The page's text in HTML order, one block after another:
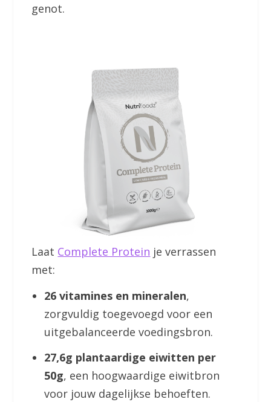
genot.
Laat Complete Protein je verrassen
met:
26 vitamines en mineralen,
zorgvuldig toegevoegd voor een
uitgebalanceerde voedingsbron.
27,6g plantaardige eiwitten per
50g, een hoogwaardige eiwitbron
voor jouw dagelijkse behoeften.